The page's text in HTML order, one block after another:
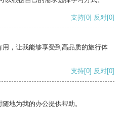
支持[0] 反对[0]
，让我能够享受到高品质的旅行体
支持[0] 反对[0]
地为我的办公提供帮助。